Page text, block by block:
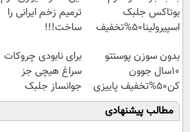
بوتاکس جلبک
اسپیرولینا50%تخفیف
ترمیم زخم ایرانی را
ساخت!!!
بدون سوزن پوستتو
10سال جوون
کن50%تخفیف پاییزی
برای نابودی چروکات
سراغ هیچی جز
جوانساز جلبک
نرو(تخفیف40%)
مطالب پیشنهادی